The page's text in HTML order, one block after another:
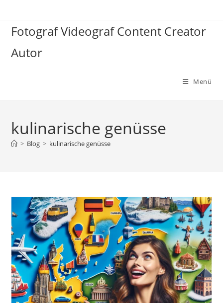
springen
Fotograf Videograf Content Creator
Autor
Menü
kulinarische genüsse
> Blog > kulinarische genüsse